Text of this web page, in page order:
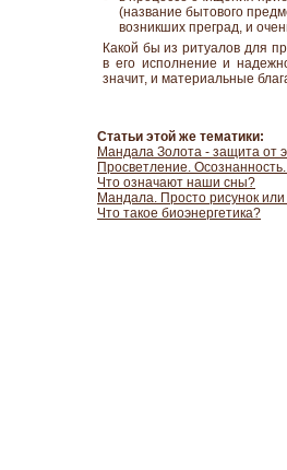
(название бытового
возникших преград, и
Какой бы из ритуалов для
в его исполнение и
значит, и материальные
Статьи этой же тематики:
Мандала Золота - защита от
Просветление.
Что означают наши сны?
Мандала. Просто рисунок
Что такое биоэнергетика?